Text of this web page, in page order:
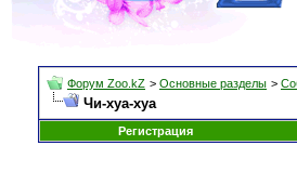
Форум Zoo.kZ > Основные разделы >
Чи-хуа-хуа
Регистрация